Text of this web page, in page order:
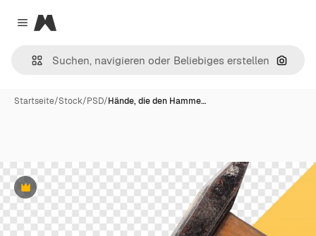
Close menu
Magnific
Nach
Startseite/Stock/PSD/Hände, die den Hamme…
Premium